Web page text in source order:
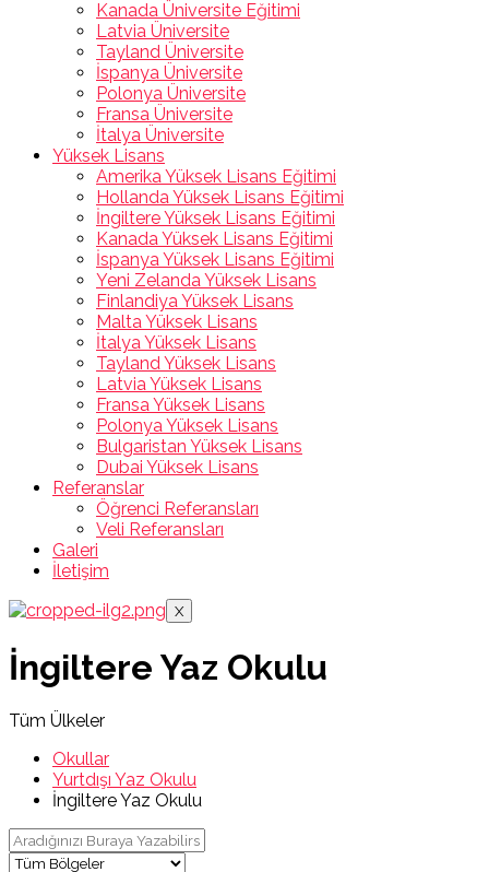
Kanada Üniversite Eğitimi
Latvia Üniversite
Tayland Üniversite
İspanya Üniversite
Polonya Üniversite
Fransa Üniversite
İtalya Üniversite
Yüksek Lisans
Amerika Yüksek Lisans Eğitimi
Hollanda Yüksek Lisans Eğitimi
İngiltere Yüksek Lisans Eğitimi
Kanada Yüksek Lisans Eğitimi
İspanya Yüksek Lisans Eğitimi
Yeni Zelanda Yüksek Lisans
Finlandiya Yüksek Lisans
Malta Yüksek Lisans
İtalya Yüksek Lisans
Tayland Yüksek Lisans
Latvia Yüksek Lisans
Fransa Yüksek Lisans
Polonya Yüksek Lisans
Bulgaristan Yüksek Lisans
Dubai Yüksek Lisans
Referanslar
Öğrenci Referansları
Veli Referansları
Galeri
İletişim
X
İngiltere Yaz Okulu
Tüm Ülkeler
Okullar
Yurtdışı Yaz Okulu
İngiltere Yaz Okulu